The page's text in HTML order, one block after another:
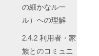
の細かなルー
ル）への理解
2.4.2 利用者・家
族とのコミュニ